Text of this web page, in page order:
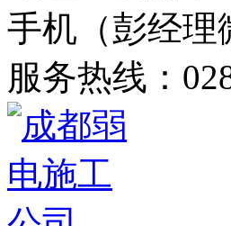
手机（彭经理
服务热线：